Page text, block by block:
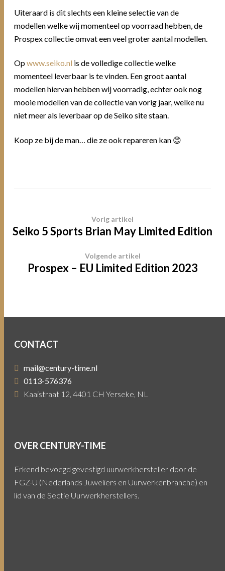
Uiteraard is dit slechts een kleine selectie van de
modellen welke wij momenteel op voorraad hebben, de
Prospex collectie omvat een veel groter aantal modellen.
Opwww.seiko.nl is de volledige collectie welke
momenteel leverbaar is te vinden. Een groot aantal
modellen hiervan hebben wij voorradig, echter ook nog
mooie modellen van de collectie van vorig jaar, welke nu
niet meer als leverbaar op de Seiko site staan.
Koop ze bij de man… die ze ook repareren kan 😊
Vorig artikel
Seiko 5 Sports Brian May Limited Edition
Volgende artikel
Prospex – EU Limited Edition 2023
CONTACT
mail@century-time.nl
0113-576376
Kaaistraat 12, 4401 CH Yerseke, NL
OVER CENTURY-TIME
Erkend bevoegd gevestigd uurwerkhersteller door de
FGZ-U (Nederlands Juweliers en Uurwerkenbranche) en
lid van de Sectie Uurwerkherstellers.